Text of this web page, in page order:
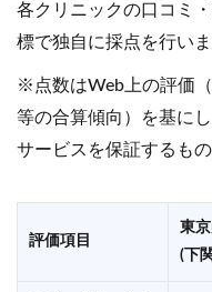
各クリニックの口コミ
標で独自に採点を行いま
※点数はWeb上の評価
等の合算傾向）を基に
サービスを保証するも
評価項目
東
(下